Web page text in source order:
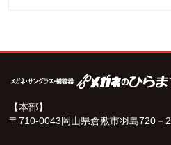
【本部】
〒710-0043岡山県倉敷市羽島720－2